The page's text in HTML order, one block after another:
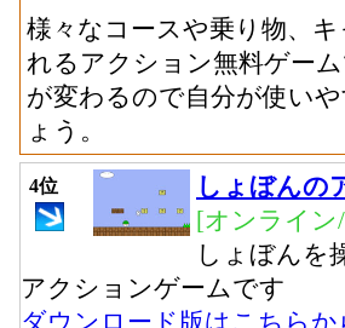
様々なコースや乗り物、
れるアクション無料ゲー
が変わるので自分が使い
ょう。
4位
しょぼんの
[オンライ
しょぼんを
アクションゲームです
ダウンロード版はこちらか